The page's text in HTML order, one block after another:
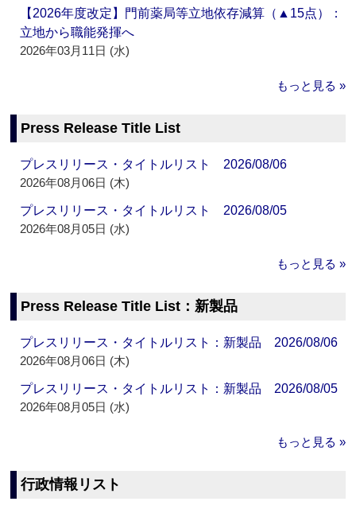
【2026年度改定】門前薬局等立地依存減算（▲15点）：
立地から職能発揮へ
2026年03月11日 (水)
もっと見る »
Press Release Title List
プレスリリース・タイトルリスト 2026/08/06
2026年08月06日 (木)
プレスリリース・タイトルリスト 2026/08/05
2026年08月05日 (水)
もっと見る »
Press Release Title List：新製品
プレスリリース・タイトルリスト：新製品 2026/08/06
2026年08月06日 (木)
プレスリリース・タイトルリスト：新製品 2026/08/05
2026年08月05日 (水)
もっと見る »
行政情報リスト